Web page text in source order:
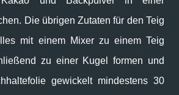
Die übrigen Zutaten für den Teig
mit einem Mixer zu einem Teig
zu einer Kugel formen und
gewickelt mindestens 30